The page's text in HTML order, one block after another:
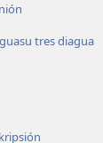
tres diagua